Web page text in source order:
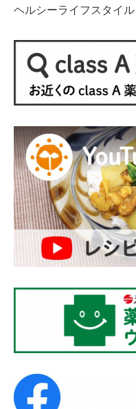
ヘルシーライフスタイル